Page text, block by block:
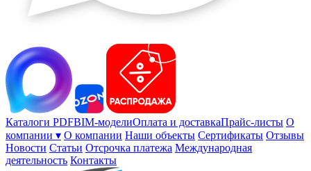
Каталоги PDFBIM-моделиОплата и доставкаПрайс-листы О
компании ▾ О компании Наши объекты Сертификаты Отзывы
Новости Статьи Отсрочка платежа Международная
деятельность Контакты